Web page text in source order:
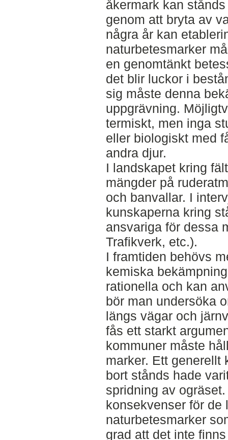
åkermark kan
genom att bryta av
några år kan
naturbetesmarker
en genomtänkt
det blir luckor i
sig måste denna
uppgrävning.
termiskt, men inga
eller biologiskt med
andra djur.
I landskapet kring
mängder på
och banvallar. I
kunskaperna kring
ansvariga för dessa
Trafikverk, etc.).
I framtiden behövs
kemiska
rationella och kan
bör man undersöka
längs vägar och
fås ett starkt
kommuner måste
marker. Ett generellt
bort stånds hade
spridning av
konsekvenser för de
naturbetesmarker
grad att det inte